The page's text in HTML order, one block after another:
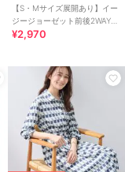
【S・Mサイズ展開あり】イー
ジージョーゼット前後2WAYジ
ャンパースカート
¥2,970